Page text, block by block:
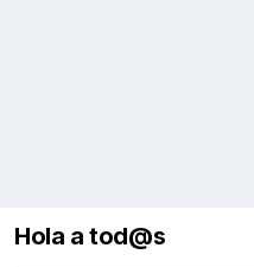
Hola a tod@s